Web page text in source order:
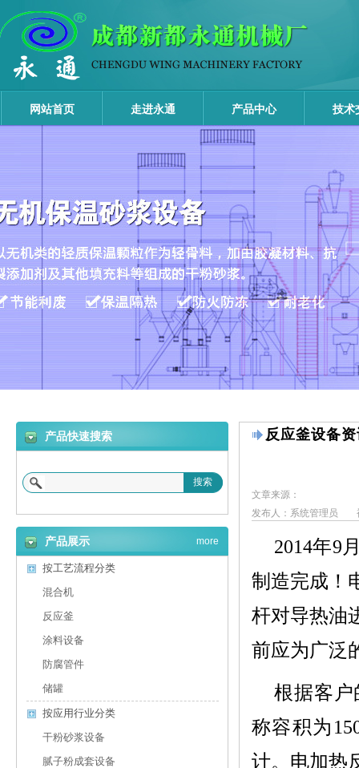
网站首页 走进永通 产品中心 技术
反应釜设备
文章来源：
发布人：系统管理员
2014年9
制造完成！
杆对导热油
前应为广泛
根据客
称容积为
计。电加热
产品快速搜索
搜索
产品展示
按工艺流程分类
混合机
反应釜
涂料设备
防腐管件
储罐
按应用行业分类
干粉砂浆设备
腻子粉成套设备
more